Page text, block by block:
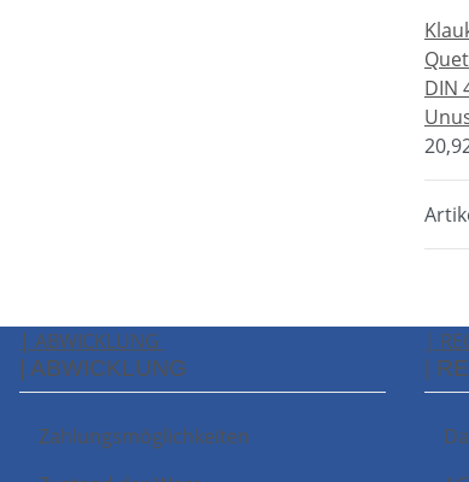
DIN
| ABWICKLUNG
| ABWICKLUNG
Zahlungsmöglichkeiten
|
|